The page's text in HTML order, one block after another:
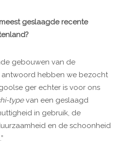
geslaagde recente
gebouwen van de
hebben we bezocht
ger echter is voor ons
typevan een geslaagd
in gebruik, de
en de schoonheid